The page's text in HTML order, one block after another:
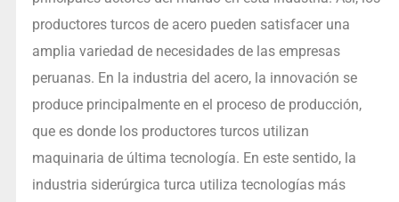
productores turcos de acero pueden satisfacer una
amplia variedad de necesidades de las empresas
peruanas. En la industria del acero, la innovación se
produce principalmente en el proceso de producción,
que es donde los productores turcos utilizan
maquinaria de última tecnología. En este sentido, la
industria siderúrgica turca utiliza tecnologías más